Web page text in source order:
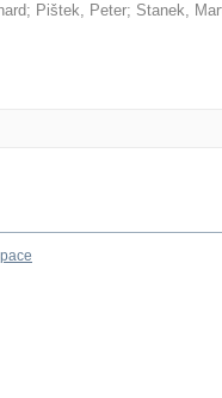
; Pištek, Peter; Stanek,